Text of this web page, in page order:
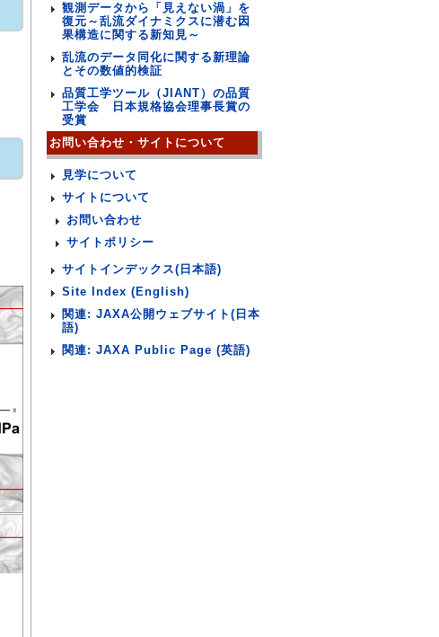
観測データから「見えない渦」を
復元～乱流ダイナミクスに潜む因
果構造に関する新知見～
乱流のデータ同化に関する新理論
とその数値的検証
品質工学ツール（JIANT）の品質
工学会 日本規格協会理事長賞の
受賞
お問い合わせ・サイトについて
見学について
サイトについて
お問い合わせ
サイトポリシー
サイトインデックス(日本語)
Site Index (English)
関連: JAXA公開ウェブサイト(日本
語)
関連: JAXA Public Page (英語)